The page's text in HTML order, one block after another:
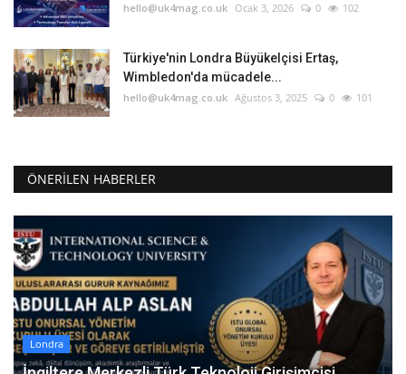
hello@uk4mag.co.uk Ocak 3, 2026 0 102
Türkiye'nin Londra Büyükelçisi Ertaş,
Wimbledon'da mücadele...
hello@uk4mag.co.uk Ağustos 3, 2025 0 101
ÖNERILEN HABERLER
Londra